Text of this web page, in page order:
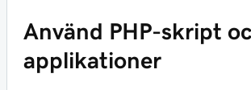
Använd PHP-skript
applikationer